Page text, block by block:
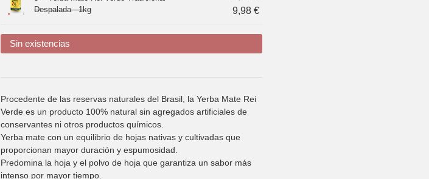
Despalada - 1kg
9,98 €
Sin existencias
Procedente de las reservas naturales del Brasil, la Yerba Mate Rei
Verde es un producto 100% natural sin agregados artificiales de
conservantes ni otros productos químicos.
Yerba mate con un equilibrio de hojas nativas y cultivadas que
proporcionan mayor duración y espumosidad.
Predomina la hoja y el polvo de hoja que garantiza un sabor más
intenso por mayor tiempo.